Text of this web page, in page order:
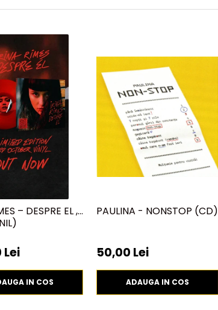
– DESPRE EL ,
Lei
IN COS
PAULINA - NONSTOP (CD)
50,00 Lei
ADAUGA IN COS